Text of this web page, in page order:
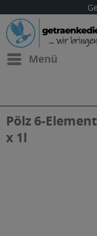
Menü
Pölz 6-
x 1l